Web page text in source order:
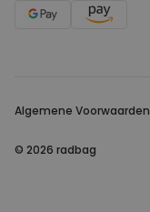
Algemene Voorwaarden
© 2026 radbag